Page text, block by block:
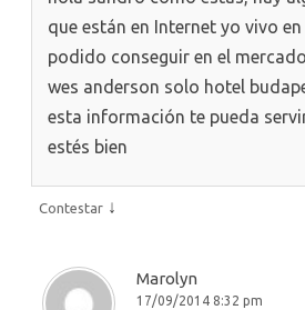
que están en Internet yo vivo
podido conseguir en el
wes anderson solo hotel
esta información te pueda
estés bien
Contestar ↓
Marolyn
17/09/2014 8:32 pm